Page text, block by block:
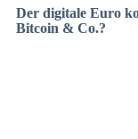
Der digitale Euro
Bitcoin & Co.?